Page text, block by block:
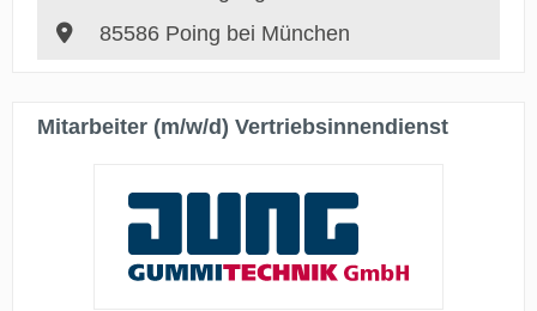
85586 Poing bei München
Mitarbeiter (m/w/d) Vertriebsinnendienst